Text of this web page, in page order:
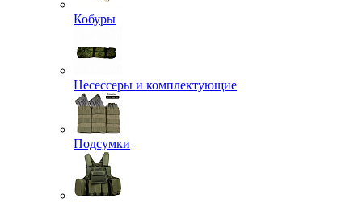
Кобуры
Несессеры и комплектующие
Подсумки